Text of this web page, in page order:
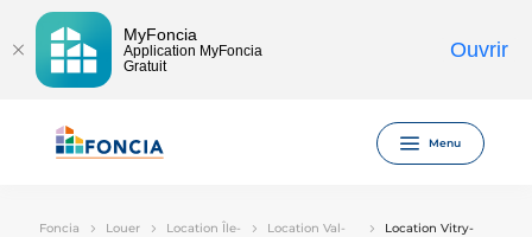
MyFoncia
Application MyFoncia
Gratuit
Ouvrir
Menu
Foncia Louer
Location Île-
Location Val-
Location Vitry-